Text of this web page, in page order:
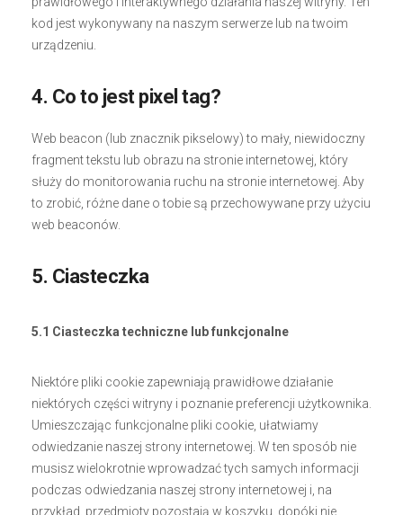
kod jest wykonywany na naszym serwerze lub na twoim
urządzeniu.
4. Co to jest pixel tag?
Web beacon (lub znacznik pikselowy) to mały, niewidoczny
fragment tekstu lub obrazu na stronie internetowej, który
służy do monitorowania ruchu na stronie internetowej. Aby
to zrobić, różne dane o tobie są przechowywane przy użyciu
web beaconów.
5. Ciasteczka
5.1 Ciasteczka techniczne lub funkcjonalne
Niektóre pliki cookie zapewniają prawidłowe działanie
niektórych części witryny i poznanie preferencji użytkownika.
Umieszczając funkcjonalne pliki cookie, ułatwiamy
odwiedzanie naszej strony internetowej. W ten sposób nie
musisz wielokrotnie wprowadzać tych samych informacji
podczas odwiedzania naszej strony internetowej i, na
przykład, przedmioty pozostają w koszyku, dopóki nie